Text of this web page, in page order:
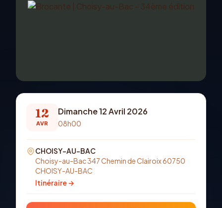
12
AVR
Dimanche 12 Avril 2026
08h00
CHOISY-AU-BAC
Choisy-au-Bac 347 Chemin de Clairoix 60750
CHOISY-AU-BAC
Itinéraire →